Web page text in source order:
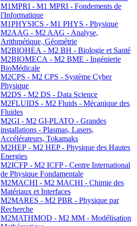
M1MPRI - M1 MPRI - Fondements de
l'Informatique
M1PHYSICS - M1 PHYS - Physique
M2AAG - M2 AAG - Analyse,
Arithmétique, Géométrie
M2BIOHEA - M2 BH - Biologie et Santé
M2BIOMECA - M2 BME - Ingénierie
BioMédicale
M2CPS - M2 CPS - Système Cyber
Physique
M2DS - M2 DS - Data Science
M2FLUIDS - M2 Fluids - Mécanique des
Fluides
M2GI - M2 GI-PLATO - Grandes
installations - Plasmas, Lasers,
Accélérateurs, Tokamaks
M2HEP - M2 HEP - Physique des Hautes
Energies
M2ICFP - M2 ICFP - Centre International
de Physique Fondamentale
M2MACHI - M2 MACHI - Chimie des
Matériaux et Interfaces
M2MARES - M2 PBR - Physique par
Recherche
M2MATHMOD - M2 MM - Modélisation